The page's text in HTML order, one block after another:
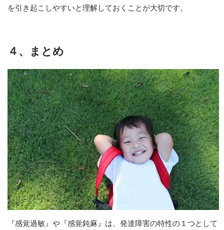
を引き起こしやすいと理解しておくことが大切です。
４、まとめ
『感覚過敏』や『感覚鈍麻』は、発達障害の特性の１つとして